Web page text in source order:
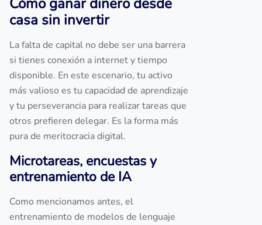
casa sin invertir
La falta de capital no debe ser una barrera
si tienes conexión a internet y tiempo
disponible. En este escenario, tu activo
más valioso es tu capacidad de aprendizaje
y tu perseverancia para realizar tareas que
otros prefieren delegar. Es la forma más
pura de meritocracia digital.
Microtareas, encuestas y
entrenamiento de IA
Como mencionamos antes, el
entrenamiento de modelos de lenguaje